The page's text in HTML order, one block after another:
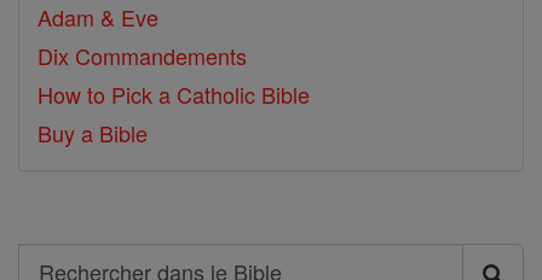
Adam & Eve
Dix Commandements
How to Pick a Catholic Bible
Buy a Bible
Search